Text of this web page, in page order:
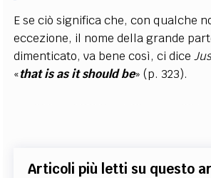
E se ciò significa che, con qualche
eccezione, il nome della grande
dimenticato, va bene così, ci dice
«that is as it should be» (p. 323).
Articoli più letti su questo